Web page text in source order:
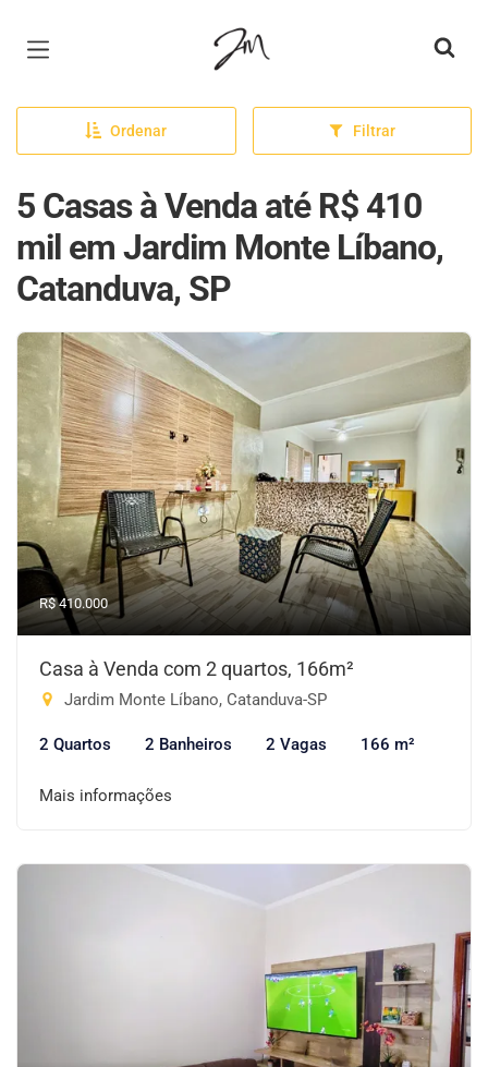
Página inicial
Ordenar Filtrar
5 Casas à Venda até R$ 410
mil em Jardim Monte Líbano,
Catanduva, SP
R$ 410.000
Casa à Venda com 2 quartos, 166m²
Jardim Monte Líbano, Catanduva-SP
2 Quartos 2 Banheiros 2 Vagas 166 m²
Mais informações